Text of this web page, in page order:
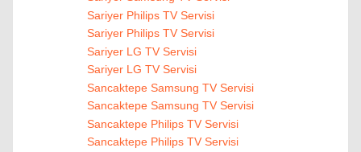
Sariyer Philips TV Servisi
Sariyer Philips TV Servisi
Sariyer LG TV Servisi
Sariyer LG TV Servisi
Sancaktepe Samsung TV Servisi
Sancaktepe Samsung TV Servisi
Sancaktepe Philips TV Servisi
Sancaktepe Philips TV Servisi